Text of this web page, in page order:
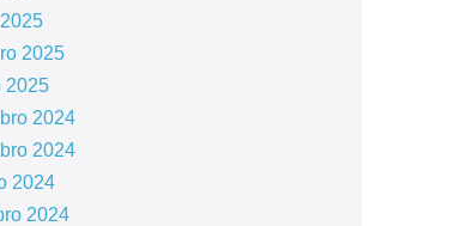
2025
2025
2024
2024
2024
2024